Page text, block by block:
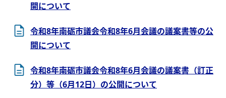
開について
令和8年南砺市議会令和8年6月会議の議案書等の公
開について
令和8年南砺市議会令和8年6月会議の議案書（訂正
分）等（6月12日）の公開について